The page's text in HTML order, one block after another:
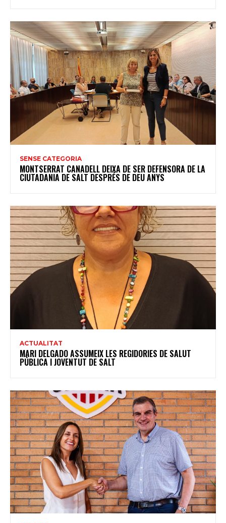
SENSE CATEGORIA
MONTSERRAT CANADELL DEIXA DE SER DEFENSORA DE LA
CIUTADANIA DE SALT DESPRÉS DE DEU ANYS
ACTUALITAT
MARI DELGADO ASSUMEIX LES REGIDORIES DE SALUT
PÚBLICA I JOVENTUT DE SALT